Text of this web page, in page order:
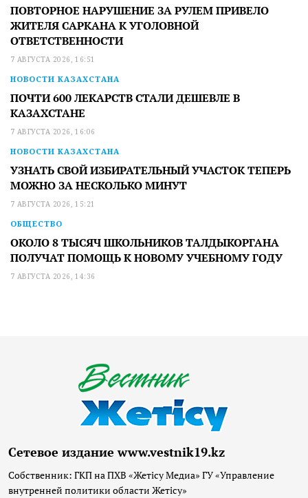
ПОВТОРНОЕ НАРУШЕНИЕ ЗА РУЛЕМ ПРИВЕЛО
ЖИТЕЛЯ САРКАНА К УГОЛОВНОЙ
ОТВЕТСТВЕННОСТИ
7 АВГУСТА 2026, 16:51
НОВОСТИ КАЗАХСТАНА
ПОЧТИ 600 ЛЕКАРСТВ СТАЛИ ДЕШЕВЛЕ В
КАЗАХСТАНЕ
7 АВГУСТА 2026, 16:06
НОВОСТИ КАЗАХСТАНА
УЗНАТЬ СВОЙ ИЗБИРАТЕЛЬНЫЙ УЧАСТОК ТЕПЕРЬ
МОЖНО ЗА НЕСКОЛЬКО МИНУТ
7 АВГУСТА 2026, 15:21
ОБЩЕСТВО
ОКОЛО 8 ТЫСЯЧ ШКОЛЬНИКОВ ТАЛДЫКОРГАНА
ПОЛУЧАТ ПОМОЩЬ К НОВОМУ УЧЕБНОМУ ГОДУ
7 АВГУСТА 2026, 14:36
Сетевое издание www.vestnik19.kz
Собственник: ГКП на ПХВ «Жетісу Медиа» ГУ «Управление
внутренней политики области Жетісу»